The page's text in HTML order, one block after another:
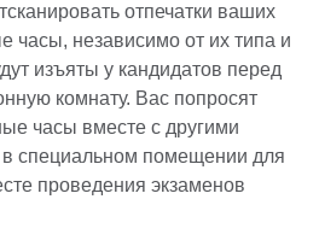
отпечатки ваших
часы, независимо от их типа и
изъяты у кандидатов перед
комнату. Вас попросят
часы вместе с другими
специальном помещении для
проведения экзаменов